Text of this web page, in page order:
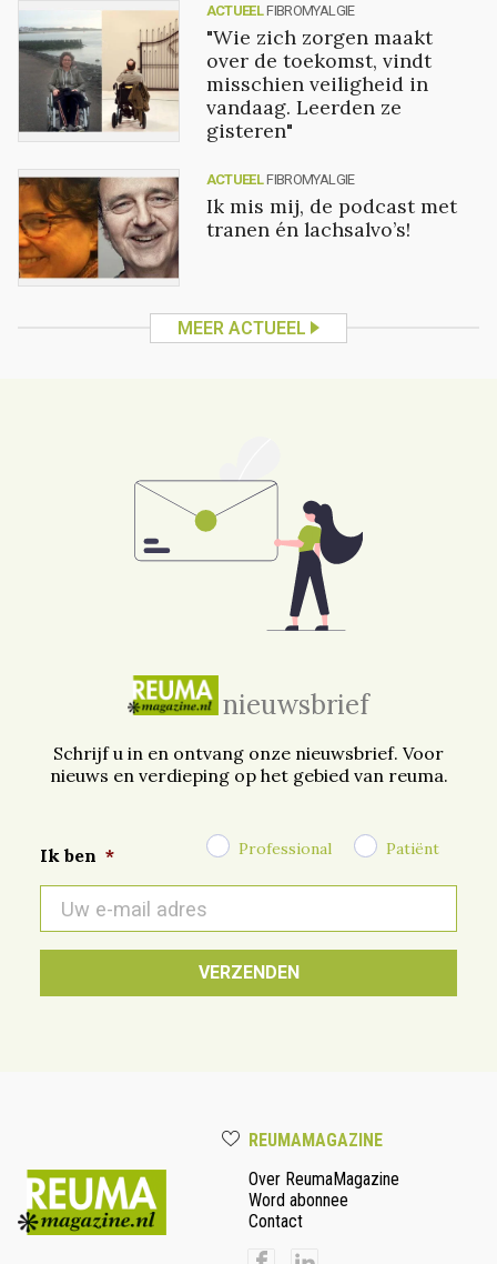
ACTUEEL FIBROMYALGIE
"Wie zich zorgen maakt
over de toekomst, vindt
misschien veiligheid in
vandaag. Leerden ze
gisteren"
ACTUEEL FIBROMYALGIE
Ik mis mij, de podcast met
tranen én lachsalvo’s!
MEER ACTUEEL
nieuwsbrief
Schrijf u in en ontvang onze nieuwsbrief. Voor
nieuws en verdieping op het gebied van reuma.
Ik ben * Professional Patiënt
mail
*
REUMAMAGAZINE
Over ReumaMagazine
Word abonnee
Contact